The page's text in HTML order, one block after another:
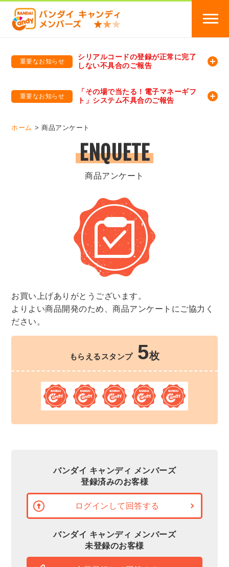
重要なお知らせ
シリアルコードの登録が正常に完了
しない不具合のご報告
重要なお知らせ
「その場で当たる！電子マネーギフ
ト」システム不具合のご報告
ホーム 商品アンケート
ENQUETE
商品アンケート
お買い上げありがとうございます。
よりよい商品開発のため、商品アンケートにご協力く
ださい。
もらえるスタンプ 5枚
バンダイ キャンディ メンバーズ
登録済みのお客様
ログインして回答する
バンダイ キャンディ メンバーズ
未登録のお客様